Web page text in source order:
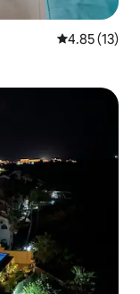
평점 4.85점
4.85 (13)